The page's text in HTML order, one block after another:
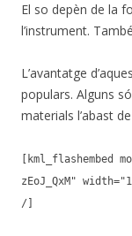
El so depèn de la
l’instrument.
L’avantatge
populars. Alguns
materials l’abast
[kml_flashembed
zEoJ_QxM"
/]